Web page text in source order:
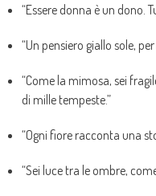
“Essere donna è un dono.
“Un pensiero giallo sole,
“Come la mimosa, sei
di mille tempeste.”
“Ogni fiore racconta una
“Sei luce tra le ombre,